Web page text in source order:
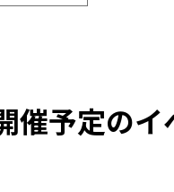
催予定のイ